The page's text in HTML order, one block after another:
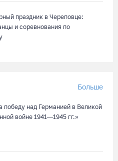
праздник в Череповце:
и соревнования по
Больше
победу над Германией в Великой
войне 1941—1945 гг.»